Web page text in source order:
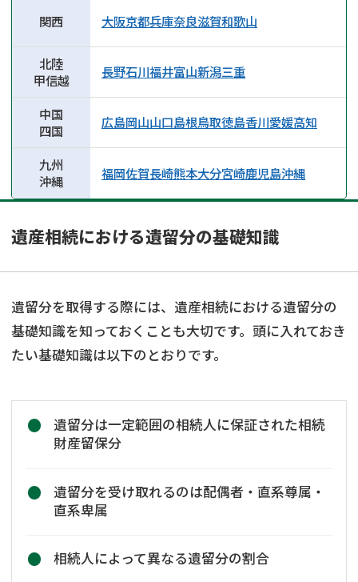
関西 大阪京都兵庫奈良滋賀和歌山
北陸
甲信越
長野石川福井富山新潟三重
中国
四国
広島岡山山口島根鳥取徳島香川愛媛高知
九州
沖縄
福岡佐賀長崎熊本大分宮崎鹿児島沖縄
遺産相続における遺留分の基礎知識
遺留分を取得する際には、遺産相続における遺留分の
基礎知識を知っておくことも大切です。頭に入れておき
たい基礎知識は以下のとおりです。
遺留分は一定範囲の相続人に保証された相続
財産留保分
遺留分を受け取れるのは配偶者・直系尊属・
直系卑属
相続人によって異なる遺留分の割合